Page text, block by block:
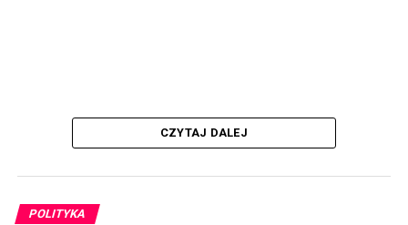
CZYTAJ DALEJ
POLITYKA